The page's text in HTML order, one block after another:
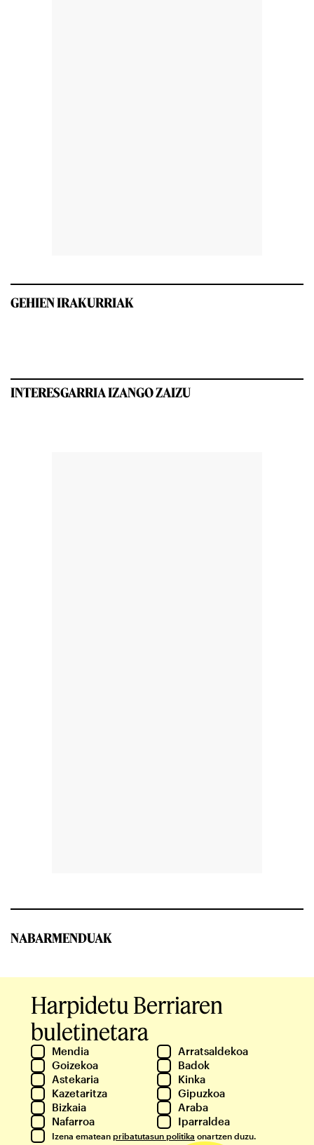
GEHIEN IRAKURRIAK
INTERESGARRIA IZANGO ZAIZU
NABARMENDUAK
Harpidetu Berriaren
buletinetara
Mendia
Arratsaldekoa
Goizekoa
Badok
Astekaria
Kinka
Kazetaritza
Gipuzkoa
Bizkaia
Araba
Nafarroa
Iparraldea
Izena ematean pribatutasun politika onartzen duzu.